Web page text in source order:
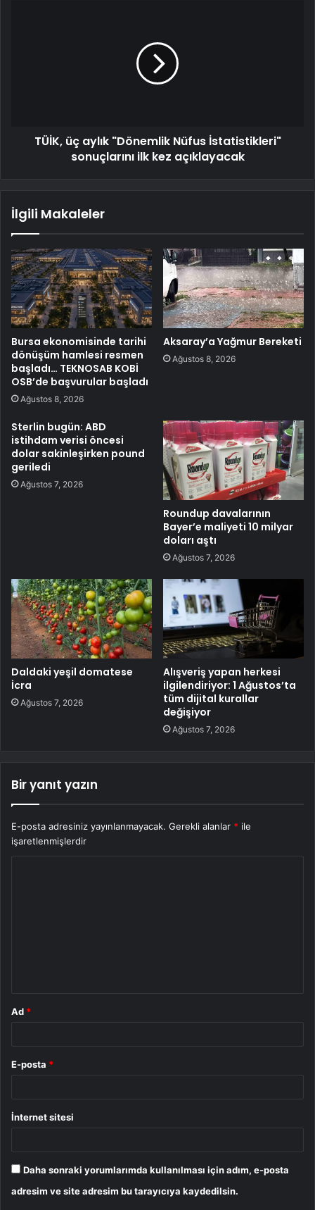
TÜİK, üç aylık "Dönemlik Nüfus İstatistikleri"
sonuçlarını ilk kez açıklayacak
İlgili Makaleler
Bursa ekonomisinde tarihi
dönüşüm hamlesi resmen
başladı… TEKNOSAB KOBİ
OSB’de başvurular başladı
Ağustos 8, 2026
Aksaray’a Yağmur Bereketi
Ağustos 8, 2026
Sterlin bugün: ABD
istihdam verisi öncesi
dolar sakinleşirken pound
geriledi
Ağustos 7, 2026
Roundup davalarının
Bayer’e maliyeti 10 milyar
doları aştı
Ağustos 7, 2026
Daldaki yeşil domatese
İcra
Ağustos 7, 2026
Alışveriş yapan herkesi
ilgilendiriyor: 1 Ağustos’ta
tüm dijital kurallar
değişiyor
Ağustos 7, 2026
Bir yanıt yazın
E-posta adresiniz yayınlanmayacak. Gerekli alanlar * ile
işaretlenmişlerdir
Ad *
E-posta *
İnternet sitesi
Daha sonraki yorumlarımda kullanılması için adım, e-posta
adresim ve site adresim bu tarayıcıya kaydedilsin.